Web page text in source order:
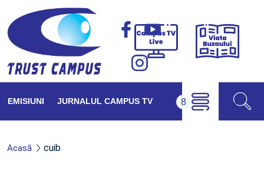
Campus
Viața
EMISIUNI JURNALUL CAMPUS TV
Acasă cuib